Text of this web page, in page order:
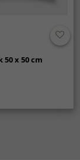
x 50 cm